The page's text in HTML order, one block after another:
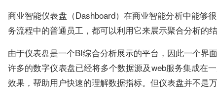
商业智能仪表盘（Dashboard）在商业智能分析中能够
务流程中的普通员工，都可以利用它来展示聚合分析的
由于仪表盘是一个BI综合分析展示的平台，因此一个界
许多的数字仪表盘已经将多个数据源及web服务集成在
效果，帮助用户快速的理解数据指标。但仪表盘并不是